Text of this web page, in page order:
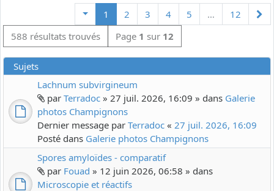
1 2 3 4 5 … 12
588 résultats trouvés
Page 1 sur 12
Sujets
Lachnum subvirgineum
par Terradoc » 27 juil. 2026, 16:09 » dans Galerie
photos Champignons
Dernier message par Terradoc « 27 juil. 2026, 16:09
Posté dans Galerie photos Champignons
Spores amyloïdes - comparatif
par Fouad » 12 juin 2026, 06:58 » dans
Microscopie et réactifs